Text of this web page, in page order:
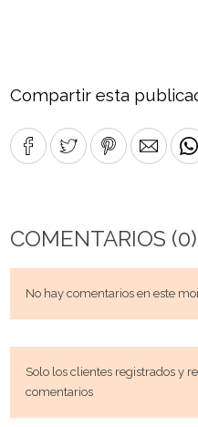
Compartir esta
COMENTARIOS (0)
No hay comentarios en este
Solo los clientes registrados y
comentarios